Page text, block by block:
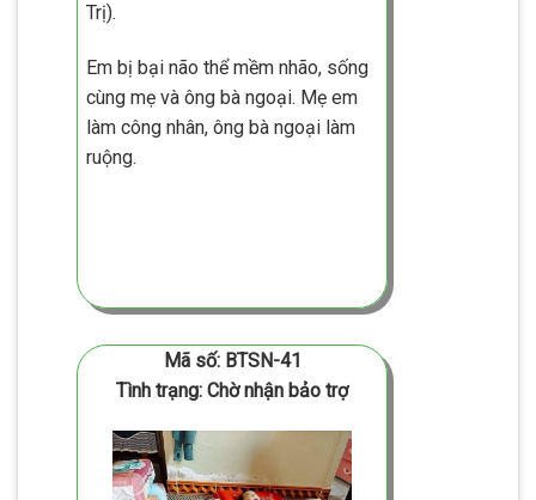
Trị).
Em bị bại não thể mềm nhão, sống
cùng mẹ và ông bà ngoại. Mẹ em
làm công nhân, ông bà ngoại làm
ruộng.
Mã số: BTSN-41
Tình trạng: Chờ nhận bảo trợ